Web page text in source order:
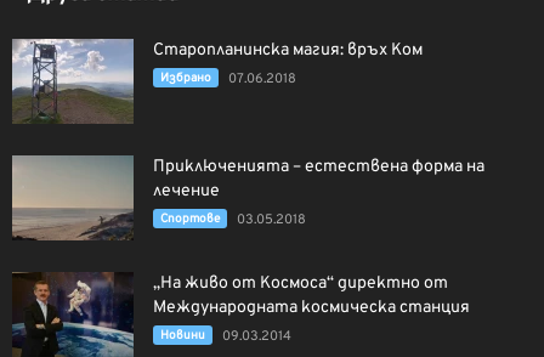
Старопланинска магия: връх Ком
Избрано 07.06.2018
Приключенията – естествена форма на
лечение
Спортове 03.05.2018
„На живо от Космоса“ директно от
Международната космическа станция
Новини 09.03.2014